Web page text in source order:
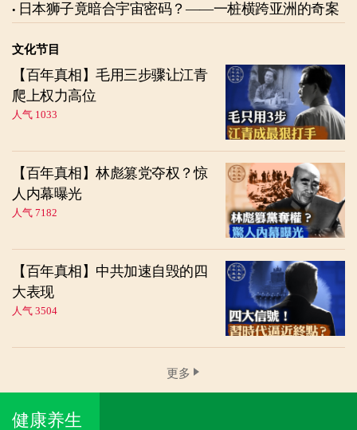
日本狮子竟暗合宇宙密码？——一桩横跨亚洲的奇案
文化节目
【百年真相】毛用三步骤让江青
爬上权力高位
人气 1033
【百年真相】林彪篡党夺权？惊
人内幕曝光
人气 7182
【百年真相】中共加速自毁的四
大表现
人气 3504
更多
健康养生